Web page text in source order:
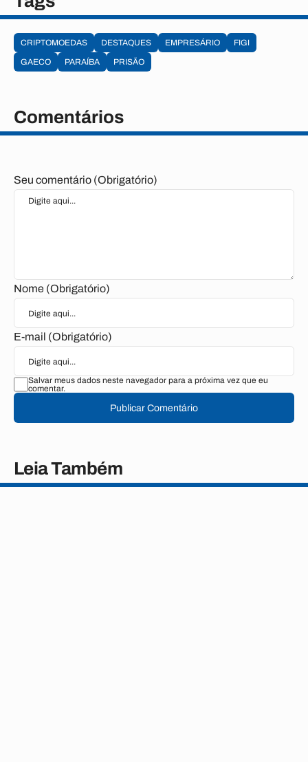
CRIPTOMOEDAS DESTAQUES EMPRESÁRIO
FIGI
GAECO
PARAÍBA PRISÃO
Comentários
Seu comentário (Obrigatório)
Nome (Obrigatório)
E-mail (Obrigatório)
Salvar meus dados neste navegador para a próxima vez que eu
comentar.
Publicar Comentário
Leia Também